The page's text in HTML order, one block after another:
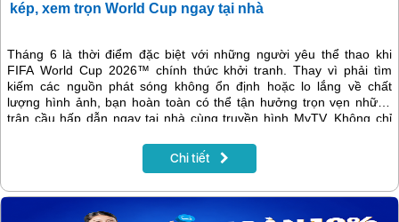
kép, xem trọn World Cup ngay tại nhà
Tháng 6 là thời điểm đặc biệt với những người yêu thể thao khi
FIFA World Cup 2026™ chính thức khởi tranh. Thay vì phải tìm
kiếm các nguồn phát sóng không ổn định hoặc lo lắng về chất
lượng hình ảnh, bạn hoàn toàn có thể tận hưởng trọn vẹn những
trận cầu hấp dẫn ngay tại nhà cùng truyền hình MyTV. Không chỉ
triển khai chương trình khuyến mại hấp dẫn dành cho khách hàng
đăng ký mới dịch vụ Internet và truyền hình MyTV tại Hà Nội.
Chi tiết